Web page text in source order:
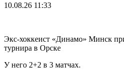
10.08.26 11:33
Экс-хоккеист «Динамо» Минск
турнира в Орске
У него 2+2 в 3 матчах.